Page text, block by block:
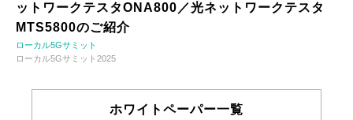
ットワークテスタONA800／光ネットワークテスタ
MTS5800のご紹介
ローカル5Gサミット
ローカル5Gサミット2025
ホワイトペーパー一覧